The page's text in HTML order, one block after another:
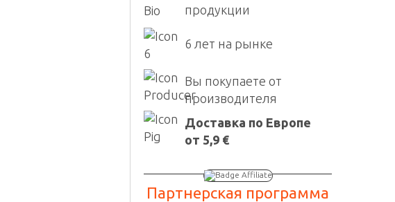
продукции
6 лет на рынке
Вы покупаете от
производителя
Доставка по Европе
от 5,9 €
Партнерская программа